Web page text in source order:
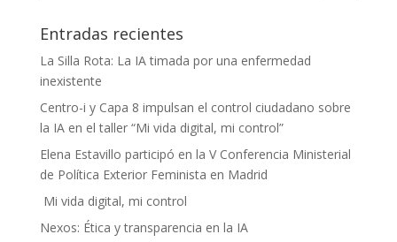
Entradas recientes
La Silla Rota: La IA timada por una enfermedad
inexistente
Centro-i y Capa 8 impulsan el control ciudadano sobre
la IA en el taller “Mi vida digital, mi control”
Elena Estavillo participó en la V Conferencia Ministerial
de Política Exterior Feminista en Madrid
Mi vida digital, mi control
Nexos: Ética y transparencia en la IA